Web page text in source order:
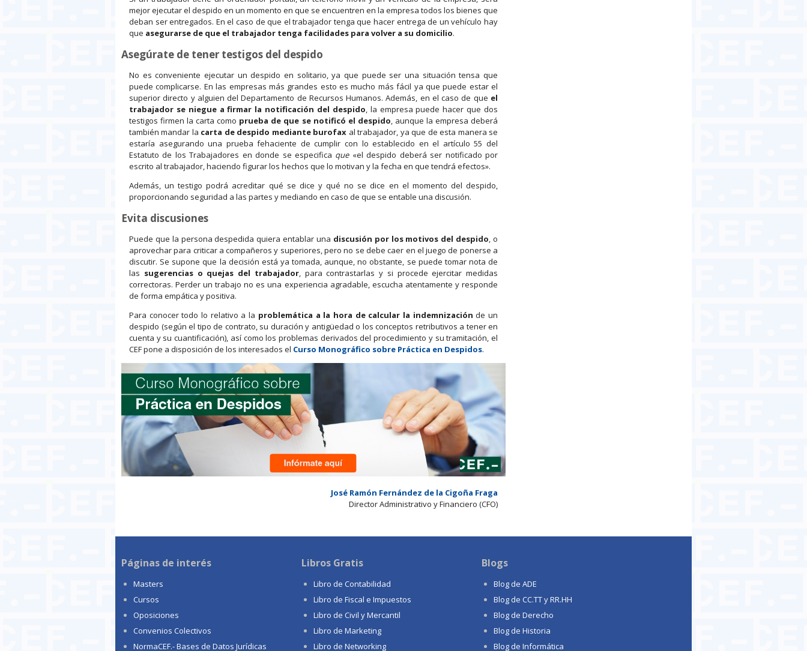
mejor ejecutar el despido en un momento en que se encuentren en la empresa todos los bienes que
deban ser entregados. En el caso de que el trabajador tenga que hacer entrega de un vehículo hay
que asegurarse de que el trabajador tenga facilidades para volver a su domicilio.
Asegúrate de tener testigos del despido
No es conveniente ejecutar un despido en solitario, ya que puede ser una situación tensa que
puede complicarse. En las empresas más grandes esto es mucho más fácil ya que puede estar el
superior directo y alguien del Departamento de Recursos Humanos. Además, en el caso de que el
trabajador se niegue a firmar la notificación del despido , la empresa puede hacer que dos
testigos firmen la carta como prueba de que se notificó el despido , aunque la empresa deberá
también mandar la carta de despido mediante burofax al trabajador, ya que de esta manera se
estaría asegurando una prueba fehaciente de cumplir con lo establecido en el artículo 55 del
Estatuto de los Trabajadores en donde se especifica que «el despido deberá ser notificado por
escrito al trabajador, haciendo figurar los hechos que lo motivan y la fecha en que tendrá efectos».
Además, un testigo podrá acreditar qué se dice y qué no se dice en el momento del despido,
proporcionando seguridad a las partes y mediando en caso de que se entable una discusión.
Evita discusiones
Puede que la persona despedida quiera entablar una discusión por los motivos del despido , o
aprovechar para criticar a compañeros y superiores, pero no se debe caer en el juego de ponerse a
discutir. Se supone que la decisión está ya tomada, aunque, no obstante, se puede tomar nota de
las sugerencias o quejas del trabajador, para contrastarlas y si procede ejercitar medidas
correctoras. Perder un trabajo no es una experiencia agradable, escucha atentamente y responde
de forma empática y positiva.
Para conocer todo lo relativo a la problemática a la hora de calcular la indemnización de un
despido (según el tipo de contrato, su duración y antigüedad o los conceptos retributivos a tener en
cuenta y su cuantificación), así como los problemas derivados del procedimiento y su tramitación, el
CEF pone a disposición de los interesados el Curso Monográfico sobre Práctica en Despidos.
José Ramón Fernández de la Cigoña Fraga
Director Administrativo y Financiero (CFO)
Páginas de interés
Masters
Cursos
Oposiciones
Convenios Colectivos
NormaCEF.- Bases de Datos Jurídicas
Libros Gratis
Libro de Contabilidad
Libro de Fiscal e Impuestos
Libro de Civil y Mercantil
Libro de Marketing
Libro de Networking
Blogs
Blog de ADE
Blog de CC.TT y RR.HH
Blog de Derecho
Blog de Historia
Blog de Informática